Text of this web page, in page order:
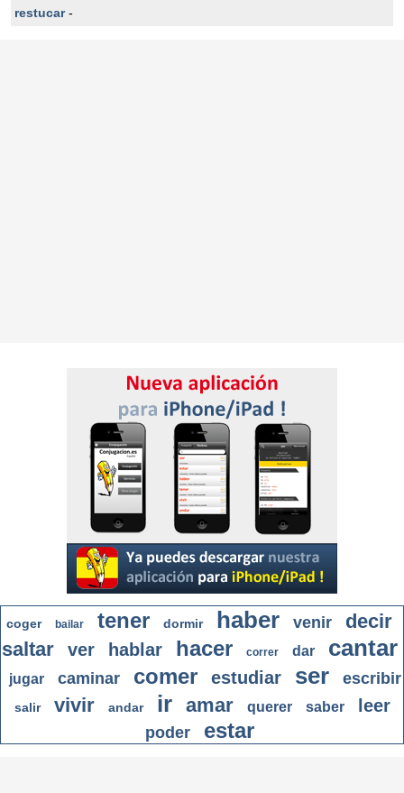
restucar-
coger bailar tener dormir haber venir
decir
saltar
ver hablar hacer correr dar cantar
jugar caminar comer estudiar ser escribir
salir vivir andar ir amar querer saber leer
poder estar